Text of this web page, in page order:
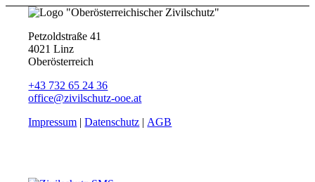
Petzoldstraße 41
4021 Linz
Oberösterreich
+43 732 65 24 36
office@zivilschutz-ooe.at
Impressum |Datenschutz | AGB